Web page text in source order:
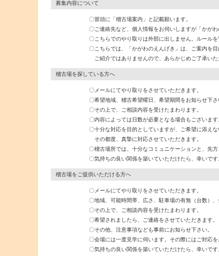
募集内容について
〇冒頭に「稽古場案内」と記載願います。
〇ご連絡先など、個人情報をお伺いしますが「かがわのえ
〇こちらでのやり取りは外部に出しません。ルールを守っ
〇こちらでは、「かがわのえんげき」は、ご案内を目的
ご紹介ではありませんので、あらかじめご了承いただき、
稽古場を探している方へ
〇メールにてやり取りをさせていただきます。
〇希望地域、稽古希望曜日、希望期間をお知らせ下さ
〇その上で、ご相談内容を受けたまわります。
〇内容によっては日数が必要となる場合もございます。
〇十分な対応を目的としていますが、ご希望に添えない場
その都度、真摯に対応させていただきます。
〇稽古場所では、十分なコミュニケーションと、先方、近
〇気持ちの良い関係を築いていただけたら、幸いです
稽古場をご提供いただける方へ
〇メールにてやり取りをさせていただきます。
〇地域、可能時間帯、広さ、駐車場の有無（台数）、金
〇その上で、ご相談内容を受けたまわります。
〇希望されましたら、ご連絡をさせていただきます。
〇その他、注意事項なども事前にお知らせ下さい。
〇会場には一度見学に伺います。その際にはご対応をお
〇気持ちの良い関係を築いていただけたら、幸いです